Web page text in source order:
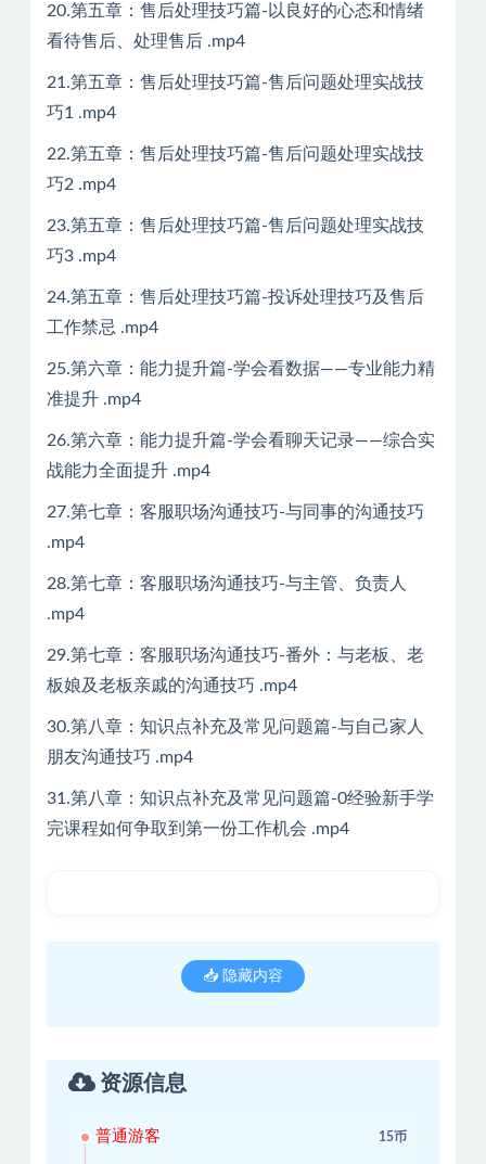
20.第五章：售后处理技巧篇-以良好的心态和情绪
看待售后、处理售后 .mp4
21.第五章：售后处理技巧篇-售后问题处理实战技
巧1 .mp4
22.第五章：售后处理技巧篇-售后问题处理实战技
巧2 .mp4
23.第五章：售后处理技巧篇-售后问题处理实战技
巧3 .mp4
24.第五章：售后处理技巧篇-投诉处理技巧及售后
工作禁忌 .mp4
25.第六章：能力提升篇-学会看数据——专业能力精
准提升 .mp4
26.第六章：能力提升篇-学会看聊天记录——综合实
战能力全面提升 .mp4
27.第七章：客服职场沟通技巧-与同事的沟通技巧
.mp4
28.第七章：客服职场沟通技巧-与主管、负责人
.mp4
29.第七章：客服职场沟通技巧-番外：与老板、老
板娘及老板亲戚的沟通技巧 .mp4
30.第八章：知识点补充及常见问题篇-与自己家人
朋友沟通技巧 .mp4
31.第八章：知识点补充及常见问题篇-0经验新手学
完课程如何争取到第一份工作机会 .mp4
📥 隐藏内容
资源信息
普通游客 15币